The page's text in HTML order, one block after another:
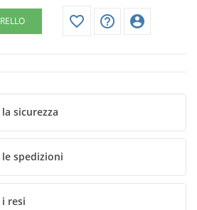
DESIDERI
DESIDERI
l'accesso per salvare dei prodotti
favorite_border help_outline account_circle
sicurezza
spedizioni
resi